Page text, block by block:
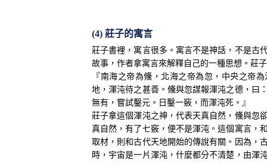
(4) 莊子的寓言
莊子書裡，寓言很多。寓言不是神話，不是古
故事，作者拿寓言來解釋自己的一種思想。莊
『南海之帝為儵，北海之帝為忽，中央之帝
地，渾沌待之甚善。儵與忽謀報渾沌之德，曰
無有，嘗試鑿元。日鑿一竅，而渾沌死。』
莊子拿這個渾沌之神，代表天真自然，儵與忽
真自然，有了七竅，便不是渾沌。這個寓言，
取材，則和古代天地開始的傳說有關。因為，
時，宇宙是一片渾沌，什麼都分不清楚，由渾